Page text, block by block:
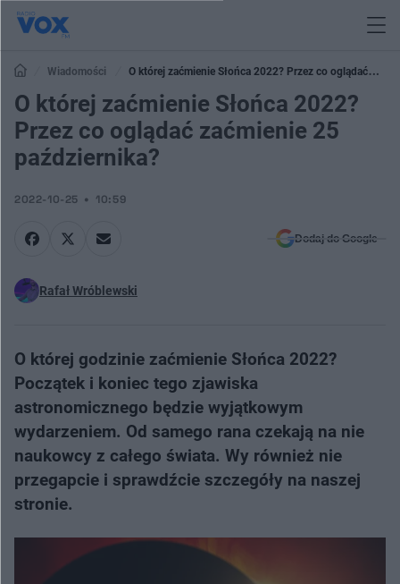
Wiadomości
O której zaćmienie Słońca 2022? Przez co oglądać
zaćmienie 25 października?
O której zaćmienie Słońca 2022?
Przez co oglądać zaćmienie 25
października?
2022-10-25 10:59
Dodaj do Google
Rafał Wróblewski
O której godzinie zaćmienie Słońca 2022?
Początek i koniec tego zjawiska
astronomicznego będzie wyjątkowym
wydarzeniem. Od samego rana czekają na nie
naukowcy z całego świata. Wy również nie
przegapcie i sprawdźcie szczegóły na naszej
stronie.